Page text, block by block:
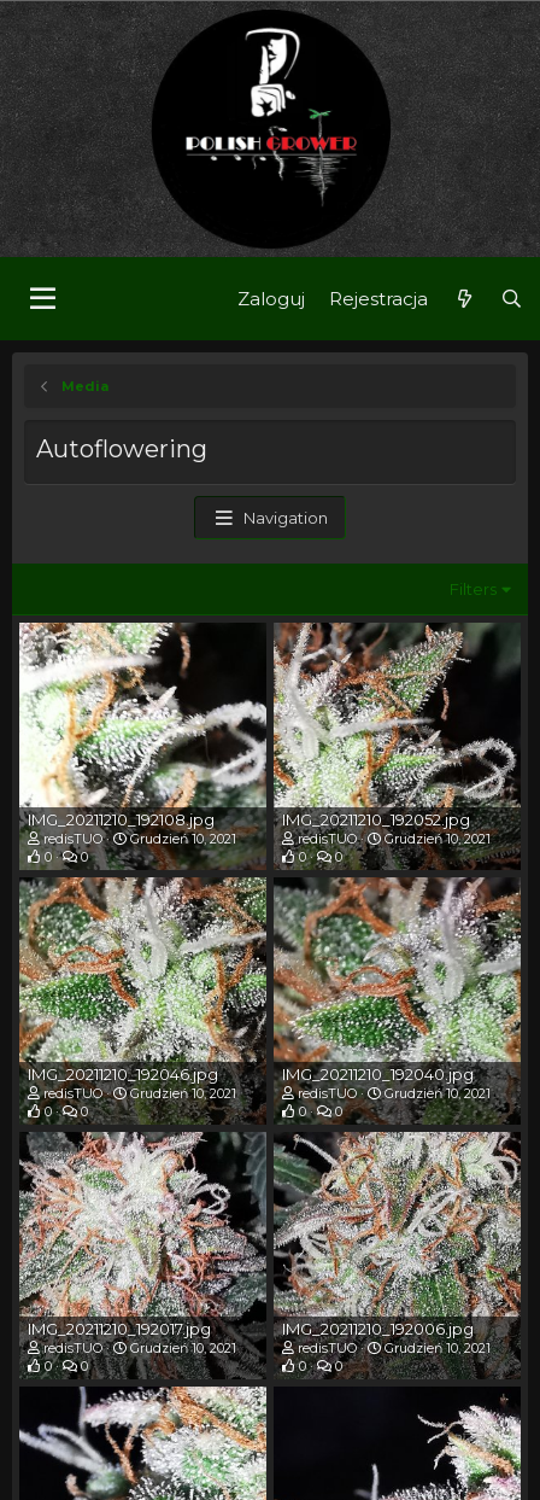
Zaloguj Rejestracja
Media
Autoflowering
Navigation
Filters
IMG_20211210_192108.jpg
redisTUO
Grudzień 10, 2021
0
0
IMG_20211210_192052.jpg
redisTUO
Grudzień 10, 2021
0
0
IMG_20211210_192046.jpg
redisTUO
Grudzień 10, 2021
0
0
IMG_20211210_192040.jpg
redisTUO
Grudzień 10, 2021
0
0
IMG_20211210_192017.jpg
redisTUO
Grudzień 10, 2021
0
0
IMG_20211210_192006.jpg
redisTUO
Grudzień 10, 2021
0
0